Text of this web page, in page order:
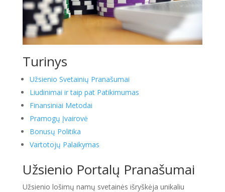
Turinys
Užsienio Svetainių Pranašumai
Liudinimai ir taip pat Patikimumas
Finansiniai Metodai
Pramogų Įvairovė
Bonusų Politika
Vartotojų Palaikymas
Užsienio Portalų Pranašumai
Užsienio lošimų namų svetainės išryškėja unikaliu